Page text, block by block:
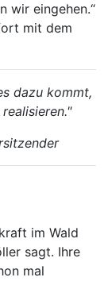
wir eingehen.“
mit dem
dazu kommt,
im Wald
sagt. Ihre
mal